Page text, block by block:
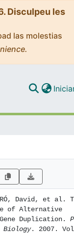
Disculpeu les
las molestias
David, et al.
of Alternative
Duplication.
Biology. 2007.